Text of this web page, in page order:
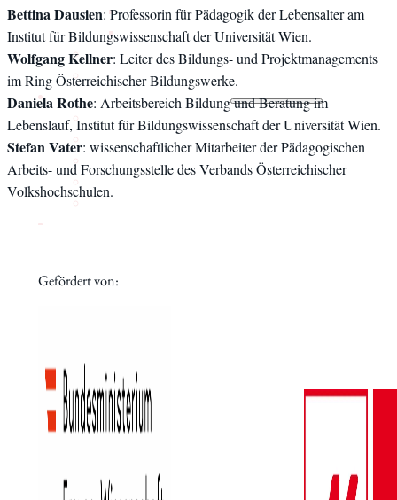
Kunst und Kultur
Wissen und Gesellschaft
Dokumentationsstelle Frauenforschung
Bibliothek
Veranstaltungen
Vortragsreihe
Tagungen
Präsentationen
Workshops
Vergangene
Videothek
biografiA
Kontakt
Bettina Dausien: Professorin für Pädagogik der Lebensalter am
Institut für Bildungswissenschaft der Universität Wien.
Wolfgang Kellner: Leiter des Bildungs- und Projektmanagements
im Ring Österreichischer Bildungswerke.
Daniela Rothe: Arbeitsbereich Bildung und Beratung im
Lebenslauf, Institut für Bildungswissenschaft der Universität Wien.
Stefan Vater: wissenschaftlicher Mitarbeiter der Pädagogischen
Arbeits- und Forschungsstelle des Verbands Österreichischer
Volkshochschulen.
Gefördert von: